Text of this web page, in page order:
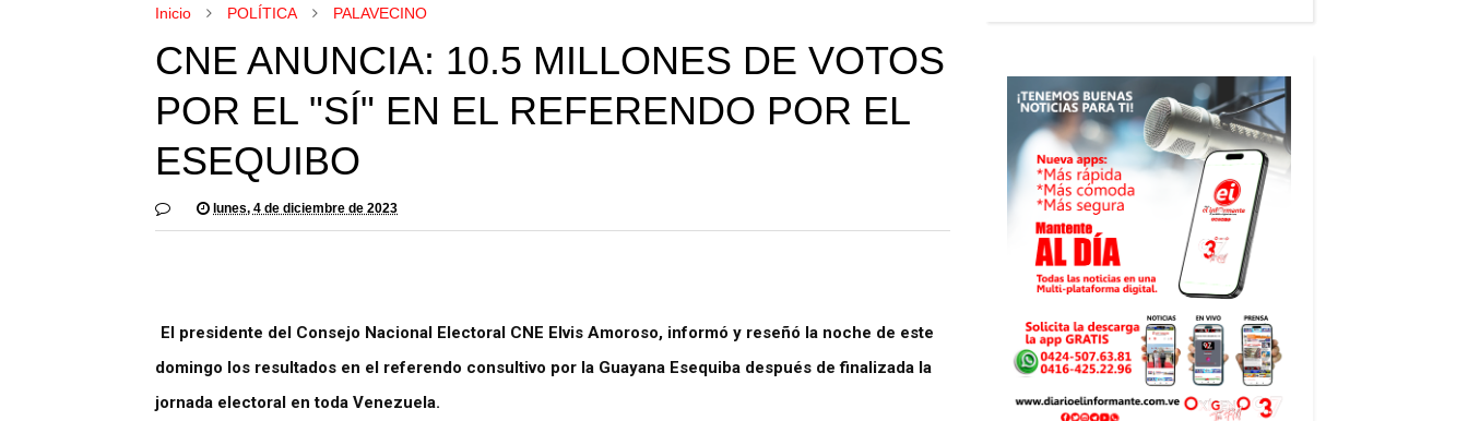
Inicio POLÍTICA PALAVECINO
CNE ANUNCIA: 10.5 MILLONES DE VOTOS
POR EL "SÍ" EN EL REFERENDO POR EL
ESEQUIBO
lunes, 4 de diciembre de 2023
El presidente del Consejo Nacional Electoral CNE Elvis Amoroso, informó y reseñó la noche de este
domingo los resultados en el referendo consultivo por la Guayana Esequiba después de finalizada la
jornada electoral en toda Venezuela.